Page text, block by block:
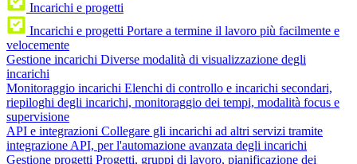
Incarichi e progetti
Incarichi e progetti Portare a termine il lavoro più facilmente e
velocemente
Gestione incarichi Diverse modalità di visualizzazione degli
incarichi
Monitoraggio incarichi Elenchi di controllo e incarichi secondari,
riepiloghi degli incarichi, monitoraggio dei tempi, modalità focus e
supervisione
API e integrazioni Collegare gli incarichi ad altri servizi tramite
integrazione API, per l'automazione avanzata degli incarichi
Gestione progetti Progetti, gruppi di lavoro, pianificazione dei